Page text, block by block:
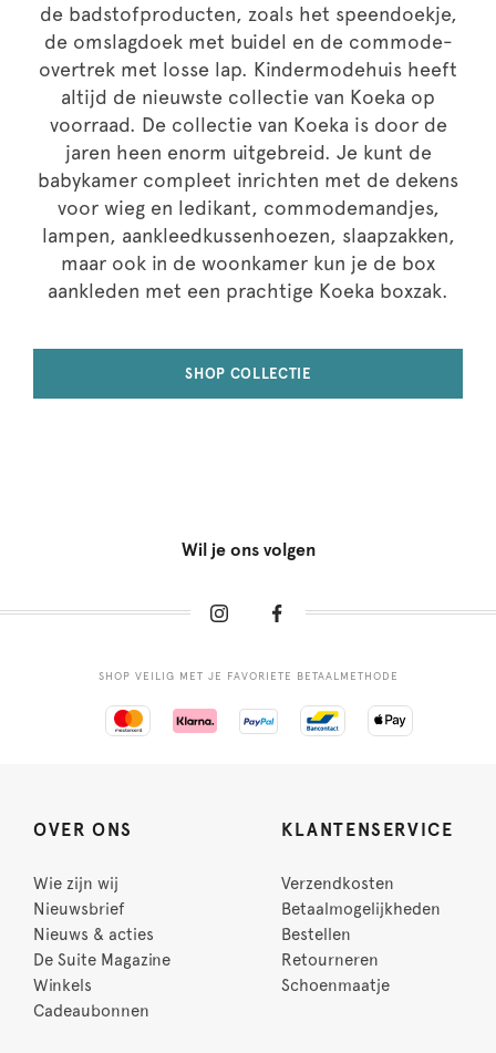
de badstofproducten, zoals het speendoekje,
de omslagdoek met buidel en de commode-
overtrek met losse lap. Kindermodehuis heeft
altijd de nieuwste collectie van Koeka op
voorraad. De collectie van Koeka is door de
jaren heen enorm uitgebreid. Je kunt de
babykamer compleet inrichten met de dekens
voor wieg en ledikant, commodemandjes,
lampen, aankleedkussenhoezen, slaapzakken,
maar ook in de woonkamer kun je de box
aankleden met een prachtige Koeka boxzak.
SHOP COLLECTIE
Wil je ons volgen
SHOP VEILIG MET JE FAVORIETE BETAALMETHODE
OVER ONS
Wie zijn wij
Nieuwsbrief
Nieuws & acties
De Suite Magazine
Winkels
Cadeaubonnen
KLANTENSERVICE
Verzendkosten
Betaalmogelijkheden
Bestellen
Retourneren
Schoenmaatje